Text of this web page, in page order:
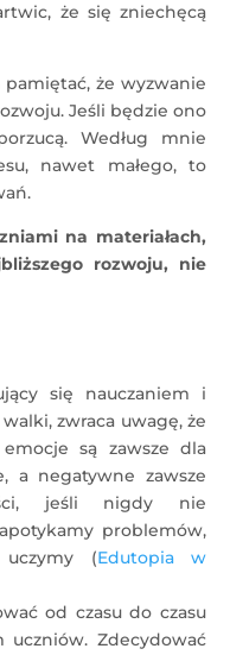
że się zniechęcą
że wyzwanie
Jeśli będzie ono
Według mnie
nawet małego, to
na materiałach,
rozwoju, nie
się nauczaniem i
zwraca uwagę, że
są zawsze dla
a negatywne zawsze
jeśli nigdy nie
problemów,
(Edutopia w
od czasu do czasu
uczniów. Zdecydować